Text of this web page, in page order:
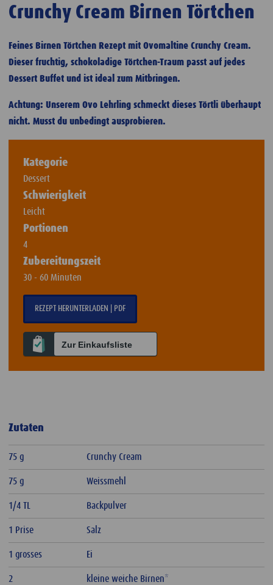
Crunchy Cream Birnen Törtchen
Feines Birnen Törtchen Rezept mit Ovomaltine Crunchy Cream.
Dieser fruchtig, schokoladige Törtchen-Traum passt auf jedes
Dessert Buffet und ist ideal zum Mitbringen.
Achtung: Unserem Ovo Lehrling schmeckt dieses Törtli überhaupt
nicht. Musst du unbedingt ausprobieren.
Kategorie
Dessert
Schwierigkeit
Leicht
Portionen
4
Zubereitungszeit
30 - 60 Minuten
REZEPT HERUNTERLADEN | PDF
Zur Einkaufsliste
Zutaten
75 g Crunchy Cream
75 g Weissmehl
1/4 TL Backpulver
1 Prise Salz
1 grosses Ei
2 kleine weiche Birnen*